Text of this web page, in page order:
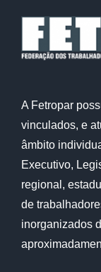
A Fetropar
vinculados, e
âmbito
Executivo,
regional,
de
inorganizados